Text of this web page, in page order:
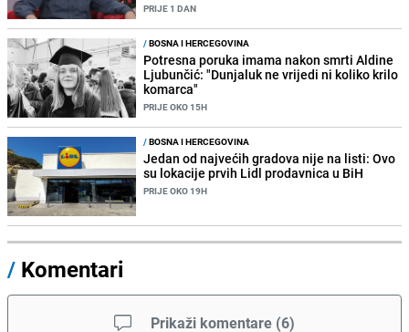
PRIJE 1 DAN
/BOSNA I HERCEGOVINA
Potresna poruka imama nakon smrti Aldine
Ljubunčić: "Dunjaluk ne vrijedi ni koliko krilo
komarca"
PRIJE OKO 15H
/BOSNA I HERCEGOVINA
Jedan od najvećih gradova nije na listi: Ovo
su lokacije prvih Lidl prodavnica u BiH
PRIJE OKO 19H
/ Komentari
Prikaži komentare (6)